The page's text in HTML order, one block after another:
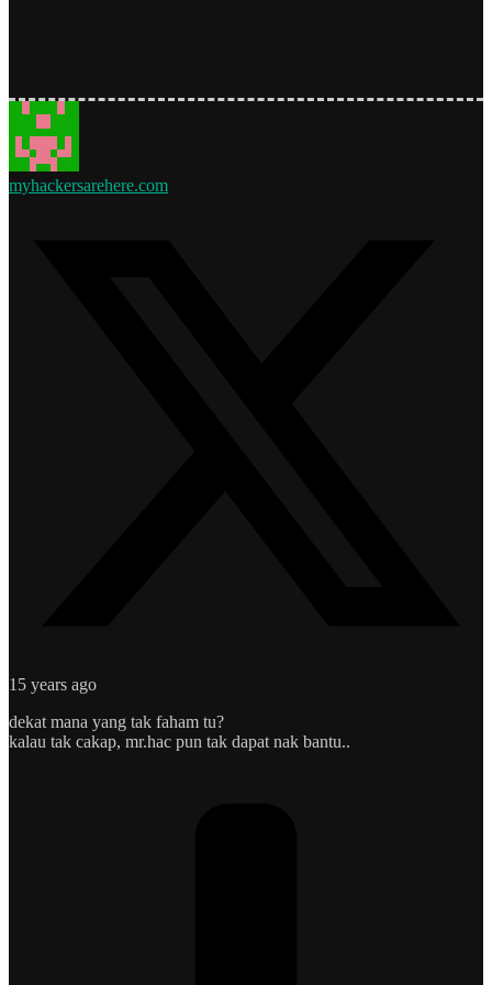
myhackersarehere.com
15 years ago
dekat mana yang tak faham tu?
kalau tak cakap, mr.hac pun tak dapat nak bantu..